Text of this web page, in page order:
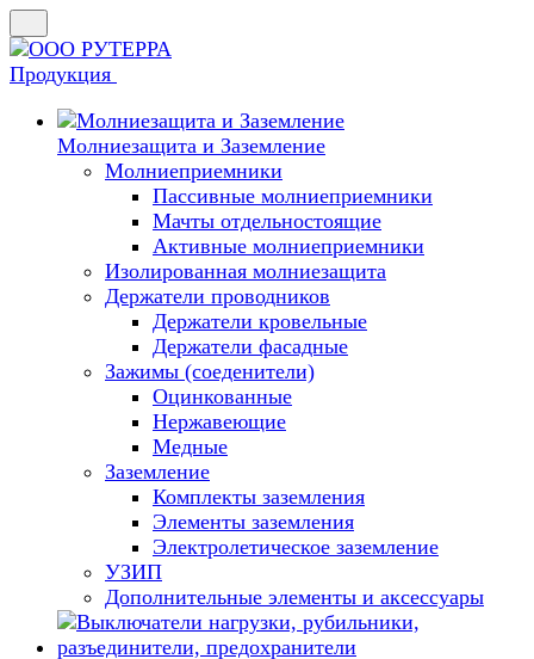
Продукция
Молниезащита и Заземление
Молниеприемники
Пассивные молниеприемники
Мачты отдельностоящие
Активные молниеприемники
Изолированная молниезащита
Держатели проводников
Держатели кровельные
Держатели фасадные
Зажимы (соеденители)
Оцинкованные
Нержавеющие
Медные
Заземление
Комплекты заземления
Элементы заземления
Электролетическое заземление
УЗИП
Дополнительные элементы и аксессуары